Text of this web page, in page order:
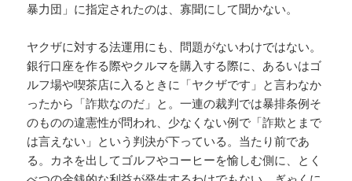
暴力団」に指定されたのは、寡聞にして聞かない。
ヤクザに対する法運用にも、問題がないわけではない。
銀行口座を作る際やクルマを購入する際に、あるいはゴ
ルフ場や喫茶店に入るときに「ヤクザです」と言わなか
ったから「詐欺なのだ」と。一連の裁判では暴排条例そ
のものの違憲性が問われ、少なくない例で「詐欺とまで
は言えない」という判決が下っている。当たり前であ
る。カネを出してゴルフやコーヒーを愉しむ側に、とく